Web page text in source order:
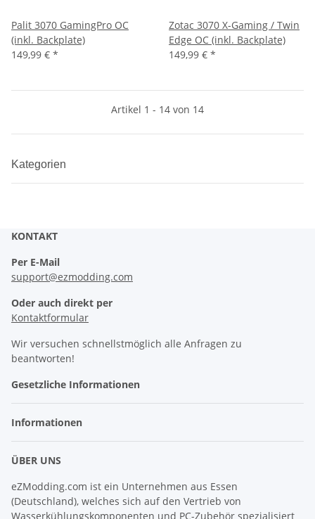
Palit 3070 GamingPro OC
(inkl. Backplate)
149,99 € *
Zotac 3070 X-Gaming / Twin
Edge OC (inkl. Backplate)
149,99 € *
Artikel 1 - 14 von 14
Kategorien
KONTAKT
Per E-Mail
support@ezmodding.com
Oder auch direkt per
Kontaktformular
Wir versuchen schnellstmöglich alle Anfragen zu
beantworten!
Gesetzliche Informationen
Informationen
ÜBER UNS
eZModding.com ist ein Unternehmen aus Essen
(Deutschland), welches sich auf den Vertrieb von
Wasserkühlungskomponenten und PC-Zubehör spezialisiert